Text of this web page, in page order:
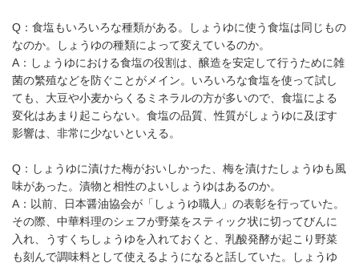
Q：食塩もいろいろな種類がある。しょうゆに使う食塩は同じもの
なのか。しょうゆの種類によって変えているのか。
A：しょうゆにおける食塩の役割は、醸造を安定して行うために雑
菌の繁殖などを防ぐことがメイン。いろいろな食塩を使って試し
ても、大豆や小麦からくるミネラルの方が多いので、食塩による
変化はあまり起こらない。食塩の品質、性質がしょうゆに及ぼす
影響は、非常に少ないといえる。
Q：しょうゆに漬けた梅がおいしかった、梅を漬けたしょうゆも風
味があった。漬物と相性のよいしょうゆはあるのか。
A：以前、日本醤油協会が「しょうゆ職人」の表彰を行っていた。
その際、中華料理のシェフが野菜をスティック状に切ってびんに
入れ、うすくちしょうゆを入れておくと、乳酸発酵が起こり野菜
も刻んで調味料として使えるようになると話していた。しょうゆ